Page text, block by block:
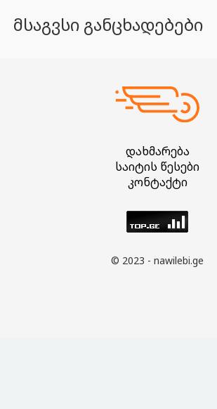
მსაგვსი განცხადებები
დახმარება
საიტის წესები
კონტაქტი
© 2023 - nawilebi.ge